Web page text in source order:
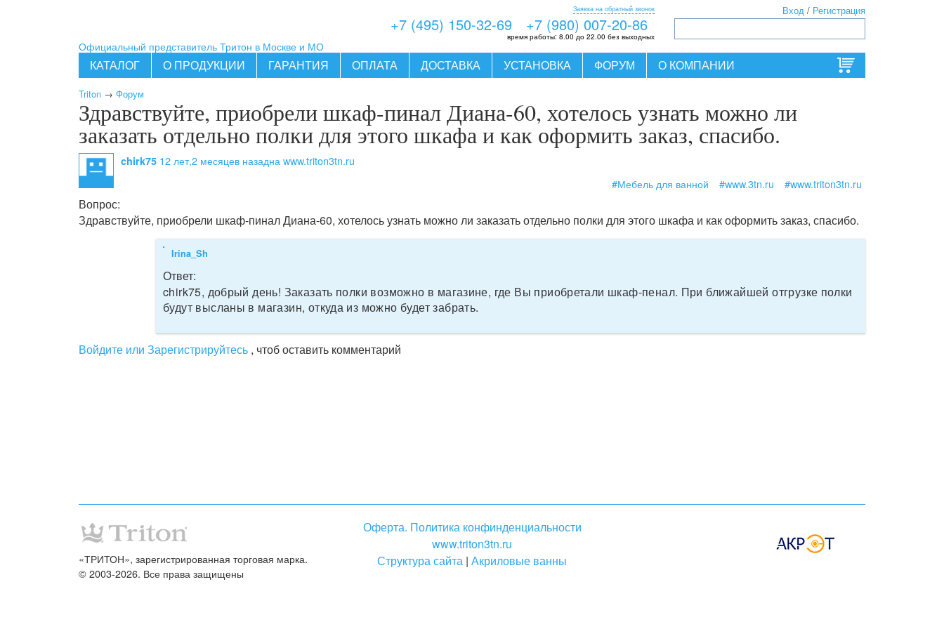
Официальный представитель Тритон в Москве и МО
+7 (495) 150-32-69 +7 (980) 007-20-86
Заявка на обратный звонок
время работы: 8.00 до 22.00 без выходных
Вход / Регистрация
КАТАЛОГ О ПРОДУКЦИИ ГАРАНТИЯ ОПЛАТА ДОСТАВКА УСТАНОВКА ФОРУМ О КОМПАНИИ
Triton → Форум
Здравствуйте, приобрели шкаф-пинал Диана-60, хотелось узнать можно ли
заказать отдельно полки для этого шкафа и как оформить заказ, спасибо.
chirk75 12 лет,2 месяцев назадна www.triton3tn.ru
#Мебель для ванной
#www.3tn.ru #www.triton3tn.ru
Вопрос:
Здравствуйте, приобрели шкаф-пинал Диана-60, хотелось узнать можно ли заказать отдельно полки для этого шкафа и как оформить заказ, спасибо.
Irina_Sh
Ответ:
chirk75, добрый день! Заказать полки возможно в магазине, где Вы приобретали шкаф-пенал. При ближайшей отгрузке полки
будут высланы в магазин, откуда из можно будет забрать.
Войдите или Зарегистрируйтесь , чтоб оставить комментарий
Оферта. Политика конфинденциальности
www.triton3tn.ru
Структура сайта | Акриловые ванны
«ТРИТОН», зарегистрированная торговая марка.
© 2003-2026. Все права защищены